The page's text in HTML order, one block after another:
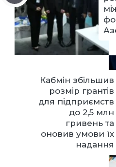
Кабмін збільшив
розмір грантів
для підприємств
до 2,5 млн
гривень та
оновив умови їх
надання